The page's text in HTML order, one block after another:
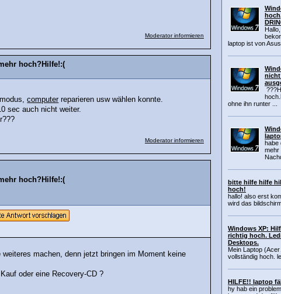
Moderator informieren
hoch?Hilfe!:(
modus,computerreparieren usw wählen konnte.
sec auch nicht weiter.
Moderator informieren
hoch?Hilfe!:(
weiteres machen, denn jetzt bringen im Moment keine
oder eine Recovery-CD ?
laptop ist von
nicht
ohne ihn runter ...
habe
mehr
bitte hilfe hilfe
hoch!
hallo! also erst
wird das
Windows XP:
richtig hoch.
Desktops.
Mein Laptop
vollständig hoch.
HILFE!! laptop
hy hab ein